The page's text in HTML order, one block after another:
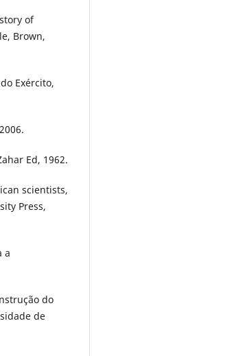
of
Brown,
Exército,
Ed, 1962.
scientists,
Press,
a
do
de